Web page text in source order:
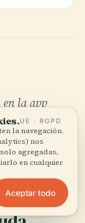
la app
UE · RGPD
la navegación.
nos
agregadas,
en cualquier
Aceptar todo